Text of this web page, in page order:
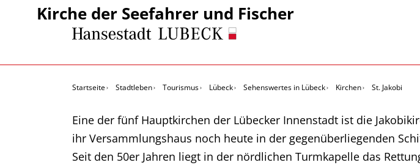
Kirche der Seefahrer und Fischer
Startseite Stadtleben Tourismus Lübeck Sehenswertes in Lübeck Kirchen St. Jakobi
Eine der fünf Hauptkirchen der Lübecker Innenstadt ist die
ihr Versammlungshaus noch heute in der gegenüberliegenden
Seit den 50er Jahren liegt in der nördlichen Turmkapelle das